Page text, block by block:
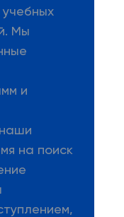
Мы
и
на поиск